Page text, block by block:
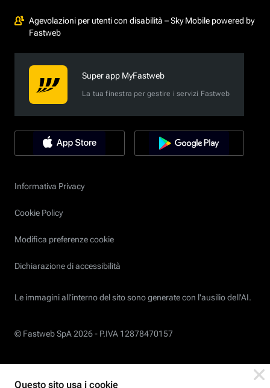
Agevolazioni per utenti con disabilità – Sky Mobile powered by
Fastweb
Super app MyFastweb
La tua finestra per gestire i servizi Fastweb
Informativa Privacy
Cookie Policy
Modifica preferenze cookie
Dichiarazione di accessibilità
Le immagini all’interno del sito sono generate con l'ausilio dell'AI.
© Fastweb SpA 2026 - P.IVA 12878470157